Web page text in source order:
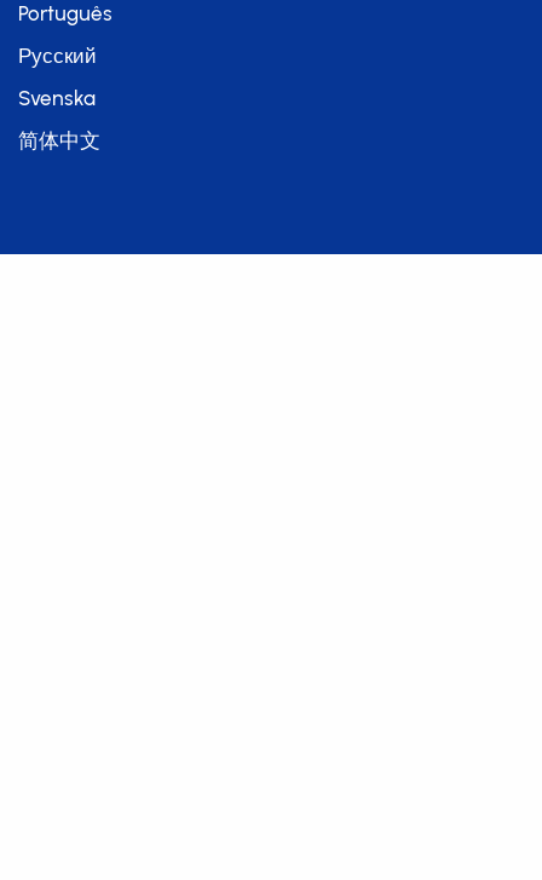
Português
Русский
Svenska
简体中文